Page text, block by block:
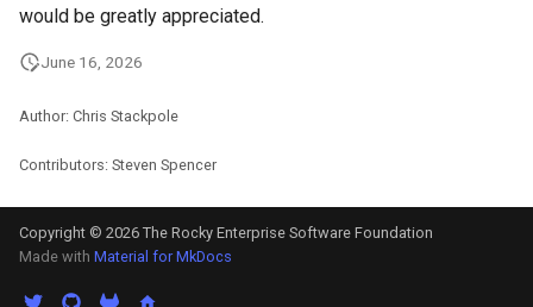
would be greatly appreciated.
June 16, 2026
Author: Chris Stackpole
Contributors: Steven Spencer
Copyright © 2026 The Rocky Enterprise Software Foundation
Made with Material for MkDocs